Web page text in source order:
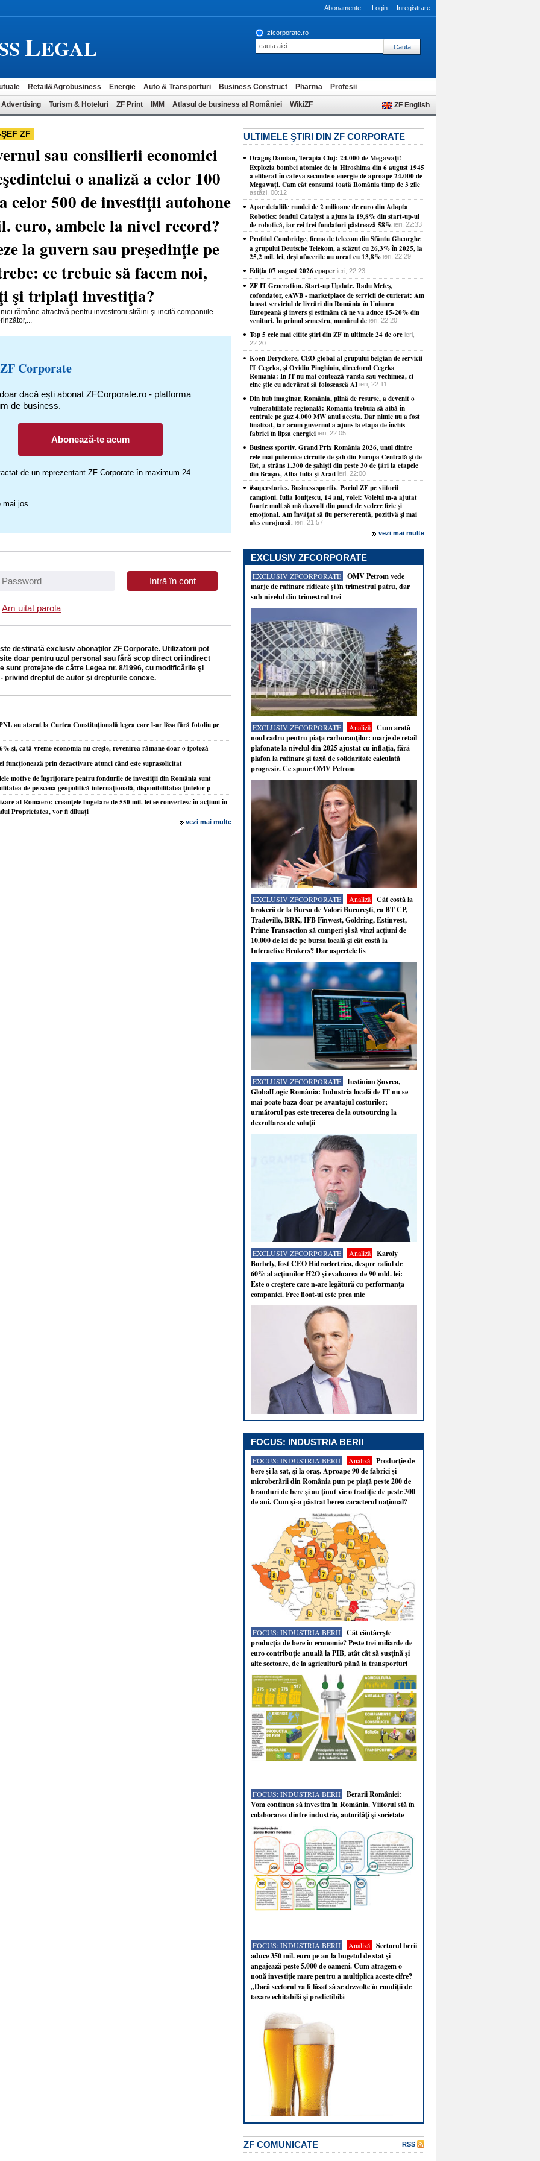
Abonamente Login Inregistrare
LEGAL
zfcorporate.ro
Retail&Agrobusiness Energie Auto & Transporturi Business Construct Pharma Profesii
Advertising Turism & Hoteluri ZF Print IMM Atlasul de business al României WikiZF ZF English
ZF
sau consilierii economici
o analiză a celor 100
celor 500 de investiţii autohone
euro, ambele la nivel record?
la guvern sau preşedinţie pe
ce trebuie să facem noi,
şi triplaţi investiţia?
rămâne atractivă pentru investitorii străini şi incită companiile
Corporate
dacă ești abonat ZFCorporate.ro - platforma
de business.
Abonează-te acum
de un reprezentant ZF Corporate în maximum 24
mai jos.
Am uitat parola
destinată exclusiv abonaţilor ZF Corporate. Utilizatorii pot
doar pentru uzul personal sau fără scop direct ori indirect
sunt protejate de către Legea nr. 8/1996, cu modificările şi
privind dreptul de autor şi drepturile conexe.
au atacat la Curtea Constituţională legea care l-ar lăsa fără fotoliu pe
şi, câtă vreme economia nu creşte, revenirea rămâne doar o ipoteză
prin dezactivare atunci când este suprasolicitat
motive de îngrijorare pentru fondurile de investiţii din România sunt
de pe scena geopolitică internaţională, disponibilitatea ţintelor p
al Romaero: creanţele bugetare de 550 mil. lei se convertesc în acţiuni în
Proprietatea, vor fi diluaţi
vezi mai multe
ULTIMELE ŞTIRI DIN ZF CORPORATE
Dragoş Damian, Terapia Cluj: 24.000 de Megawaţi!
Explozia bombei atomice de la Hiroshima din 6 august 1945
a eliberat în câteva secunde o energie de aproape 24.000 de
Megawaţi. Cam cât consumă toată România timp de 3 zile
astăzi, 00:12
Apar detaliile rundei de 2 milioane de euro din Adapta
Robotics: fondul Catalyst a ajuns la 19,8% din start-up-ul
de robotică, iar cei trei fondatori păstrează 58% ieri, 22:33
Profitul Combridge, firma de telecom din Sfântu Gheorghe
a grupului Deutsche Telekom, a scăzut cu 26,3% în 2025, la
25,2 mil. lei, deşi afacerile au urcat cu 13,8% ieri, 22:29
Ediţia 07 august 2026 epaper ieri, 22:23
ZF IT Generation. Start-up Update. Radu Meteş,
cofondator, eAWB - marketplace de servicii de curierat: Am
lansat serviciul de livrări din România în Uniunea
Europeană şi invers şi estimăm că ne va aduce 15-20% din
venituri. În primul semestru, numărul de ieri, 22:20
Top 5 cele mai citite ştiri din ZF în ultimele 24 de ore ieri,
22:20
Koen Deryckere, CEO global al grupului belgian de servicii
IT Cegeka, şi Ovidiu Pinghioiu, directorul Cegeka
România: În IT nu mai contează vârsta sau vechimea, ci
cine ştie cu adevărat să folosească AI ieri, 22:11
Din hub imaginar, România, plină de resurse, a devenit o
vulnerabilitate regională: România trebuia să aibă în
centrale pe gaz 4.000 MW anul acesta. Dar nimic nu a fost
finalizat, iar acum guvernul a ajuns la etapa de închis
fabrici în lipsa energiei ieri, 22:05
Business sportiv. Grand Prix România 2026, unul dintre
cele mai puternice circuite de şah din Europa Centrală şi de
Est, a strâns 1.300 de şahişti din peste 30 de ţări la etapele
din Braşov, Alba Iulia şi Arad ieri, 22:00
#superstories. Business sportiv. Pariul ZF pe viitorii
campioni. Iulia Ioniţescu, 14 ani, volei: Voleiul m-a ajutat
foarte mult să mă dezvolt din punct de vedere fizic şi
emoţional. Am învăţat să fiu perseverentă, pozitivă şi mai
ales curajoasă. ieri, 21:57
vezi mai multe
EXCLUSIV ZFCORPORATE
EXCLUSIV ZFCORPORATE
OMV Petrom vede
marje de rafinare ridicate şi în trimestrul patru, dar
sub nivelul din trimestrul trei
EXCLUSIV ZFCORPORATE Analiză
Cum arată
noul cadru pentru piaţa carburanţilor: marje de retail
plafonate la nivelul din 2025 ajustat cu inflaţia, fără
plafon la rafinare şi taxă de solidaritate calculată
progresiv. Ce spune OMV Petrom
EXCLUSIV ZFCORPORATE Analiză
Cât costă la
brokerii de la Bursa de Valori Bucureşti, ca BT CP,
Tradeville, BRK, IFB Finwest, Goldring, Estinvest,
Prime Transaction să cumperi şi să vinzi acţiuni de
10.000 de lei de pe bursa locală şi cât costă la
Interactive Brokers? Dar aspectele fis
EXCLUSIV ZFCORPORATE
Iustinian Şovrea,
GlobalLogic România: Industria locală de IT nu se
mai poate baza doar pe avantajul costurilor;
următorul pas este trecerea de la outsourcing la
dezvoltarea de soluţii
EXCLUSIV ZFCORPORATE Analiză
Karoly
Borbely, fost CEO Hidroelectrica, despre raliul de
60% al acţiunilor H2O şi evaluarea de 90 mld. lei:
Este o creştere care n-are legătură cu performanţa
companiei. Free float-ul este prea mic
FOCUS: INDUSTRIA BERII
FOCUS: INDUSTRIA BERII Analiză
Producţie de
bere şi la sat, şi la oraş. Aproape 90 de fabrici şi
microberării din România pun pe piaţă peste 200 de
branduri de bere şi au ţinut vie o tradiţie de peste 300
de ani. Cum şi-a păstrat berea caracterul naţional?
FOCUS: INDUSTRIA BERII
Cât cântăreşte
producţia de bere în economie? Peste trei miliarde de
euro contribuţie anuală la PIB, atât cât să susţină şi
alte sectoare, de la agricultură până la transporturi
FOCUS: INDUSTRIA BERII
Berarii României:
Vom continua să investim în România. Viitorul stă în
colaborarea dintre industrie, autorităţi şi societate
FOCUS: INDUSTRIA BERII Analiză
Sectorul berii
aduce 350 mil. euro pe an la bugetul de stat şi
angajează peste 5.000 de oameni. Cum atragem o
nouă investiţie mare pentru a multiplica aceste cifre?
„Dacă sectorul va fi lăsat să se dezvolte în condiţii de
taxare echitabilă şi predictibilă
ZF COMUNICATE RSS